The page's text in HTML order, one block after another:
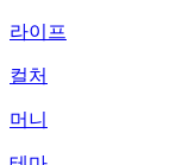
라이프
컬처
머니